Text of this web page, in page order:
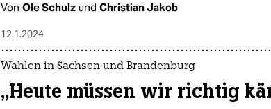
Von Ole Schulz und Christian Jakob
12.1.2024
Wahlen in Sachsen und Brandenburg
„Heute müssen wir richtig